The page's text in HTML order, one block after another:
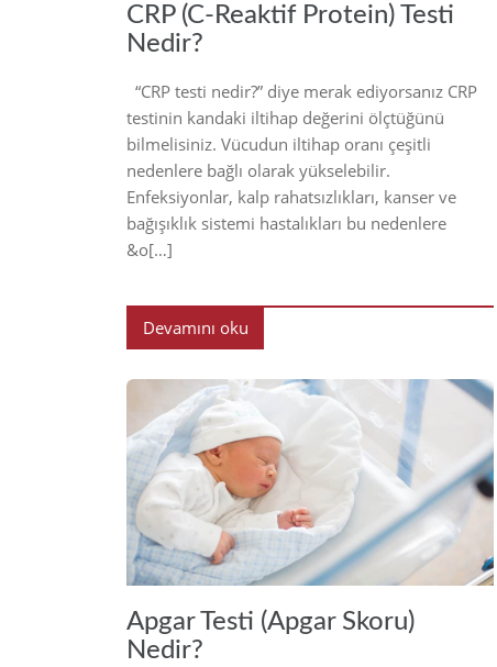
CRP (C-Reaktif Protein) Testi
Nedir?
“CRP testi nedir?” diye merak ediyorsanız CRP
testinin kandaki iltihap değerini ölçtüğünü
bilmelisiniz. Vücudun iltihap oranı çeşitli
nedenlere bağlı olarak yükselebilir.
Enfeksiyonlar, kalp rahatsızlıkları, kanser ve
bağışıklık sistemi hastalıkları bu nedenlere
&o[…]
Devamını oku
2022
Apgar Testi (Apgar Skoru)
Nedir?